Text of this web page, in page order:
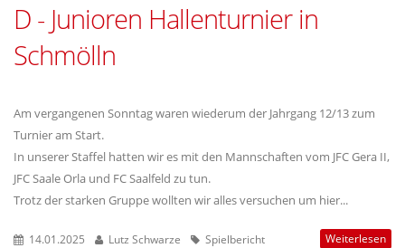
D - Junioren Hallenturnier in
Schmölln
Am vergangenen Sonntag waren wiederum der Jahrgang 12/13 zum
Turnier am Start.
In unserer Staffel hatten wir es mit den Mannschaften vom JFC Gera II,
JFC Saale Orla und FC Saalfeld zu tun.
Trotz der starken Gruppe wollten wir alles versuchen um hier...
14.01.2025 Lutz Schwarze Spielbericht Weiterlesen